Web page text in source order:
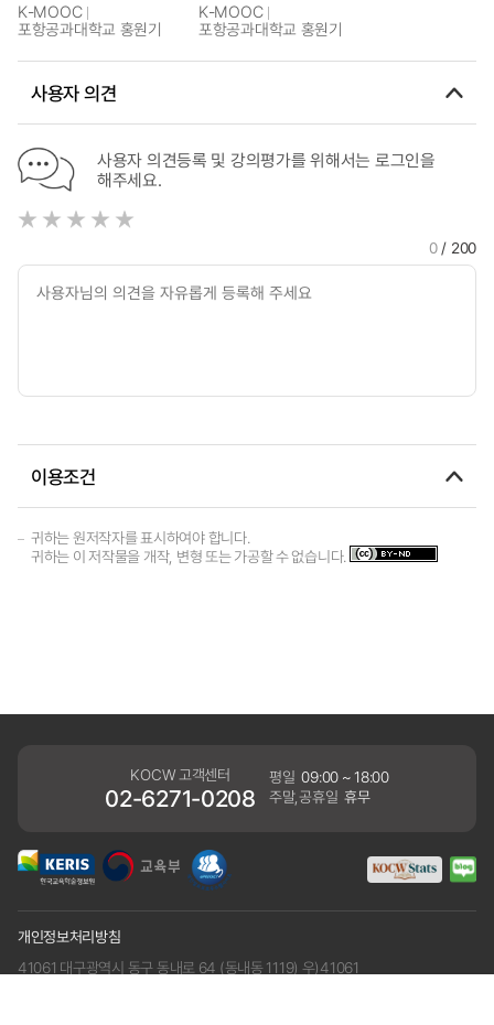
K-MOOC
포항공과대학교 홍원기
K-MOOC
포항공과대학교 홍원기
사용자 의견
사용자 의견등록 및 강의평가를 위해서는 로그인을
해주세요.
0/ 200
이용조건
귀하는 원저작자를 표시하여야 합니다.
귀하는 이 저작물을 개작, 변형 또는 가공할 수 없습니다.
KOCW 고객센터
02-6271-0208
평일 09:00 ~ 18:00
주말,공휴일 휴무
개인정보처리방침
41061 대구광역시 동구 동내로 64 (동내동 1119) 우)41061